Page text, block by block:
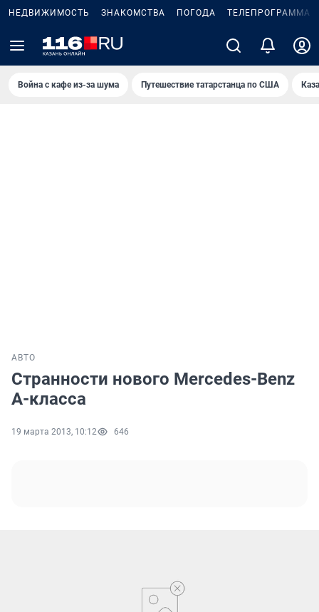
НЕДВИЖИМОСТЬ ЗНАКОМСТВА ПОГОДА ТЕЛЕПРОГРАММА
Война с кафе из-за шума Путешествие татарстанца по США
АВТО
Странности нового Mercedes-Benz
А-класса
19 марта 2013, 10:12 646